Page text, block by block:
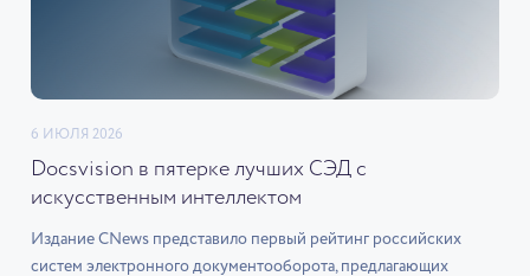
6 ИЮЛЯ 2026
Docsvision в пятерке лучших СЭД с
искусственным интеллектом
Издание CNews представило первый рейтинг российских
систем электронного документооборота, предлагающих